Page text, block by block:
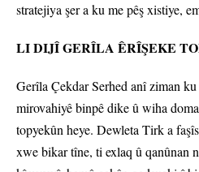
stratejiya şer a ku me pêş xistiye,
LI DIJÎ GERÎLA ÊRÎŞEKE
Gerîla Çekdar Serhed anî ziman
mirovahiyê binpê dike û wiha
topyekûn heye. Dewleta Tirk a
xwe bikar tîne, ti exlaq û qanûnan